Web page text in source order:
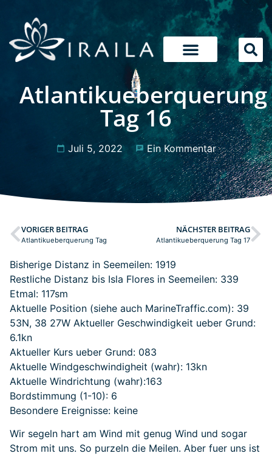
Atlantikueberquerung
Tag 16
Juli 5, 2022 Ein Kommentar
VORIGER BEITRAG
Atlantikueberquerung Tag
NÄCHSTER BEITRAG
Atlantikueberquerung Tag 17
Bisherige Distanz in Seemeilen: 1919
Restliche Distanz bis Isla Flores in Seemeilen: 339
Etmal: 117sm
Aktuelle Position (siehe auch MarineTraffic.com): 39
53N, 38 27W Aktueller Geschwindigkeit ueber Grund:
6.1kn
Aktueller Kurs ueber Grund: 083
Aktuelle Windgeschwindigheit (wahr): 13kn
Aktuelle Windrichtung (wahr):163
Bordstimmung (1-10): 6
Besondere Ereignisse: keine
Wir segeln hart am Wind mit genug Wind und sogar
Strom mit uns. So purzeln die Meilen. Aber fuer uns ist